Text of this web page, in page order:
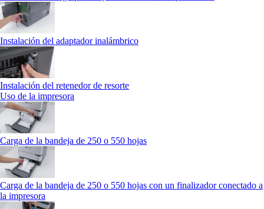
Instalación del adaptador inalámbrico
Instalación del retenedor de resorte
Uso de la impresora
Carga de la bandeja de 250 o 550 hojas
Carga de la bandeja de 250 o 550 hojas con un finalizador conectado a
la impresora